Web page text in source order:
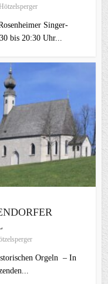
Singer-
bis 20:30 Uhr...
Orgeln – In